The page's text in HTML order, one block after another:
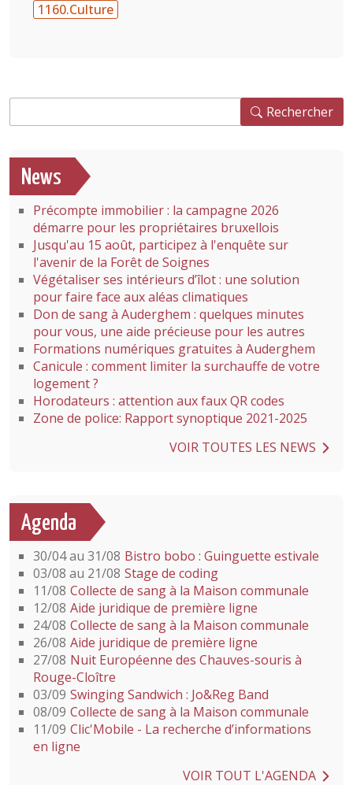
1160.Culture
Rechercher
News
Précompte immobilier : la campagne 2026
démarre pour les propriétaires bruxellois
Jusqu'au 15 août, participez à l'enquête sur
l'avenir de la Forêt de Soignes
Végétaliser ses intérieurs d’îlot : une solution
pour faire face aux aléas climatiques
Don de sang à Auderghem : quelques minutes
pour vous, une aide précieuse pour les autres
Formations numériques gratuites à Auderghem
Canicule : comment limiter la surchauffe de votre
logement ?
Horodateurs : attention aux faux QR codes
Zone de police: Rapport synoptique 2021-2025
VOIR TOUTES LES NEWS
Agenda
30/04 au 31/08 Bistro bobo : Guinguette estivale
03/08 au 21/08 Stage de coding
11/08 Collecte de sang à la Maison communale
12/08 Aide juridique de première ligne
24/08 Collecte de sang à la Maison communale
26/08 Aide juridique de première ligne
27/08 Nuit Européenne des Chauves-souris à
Rouge-Cloître
03/09 Swinging Sandwich : Jo&Reg Band
08/09 Collecte de sang à la Maison communale
11/09 Clic'Mobile - La recherche d’informations
en ligne
VOIR TOUT L'AGENDA